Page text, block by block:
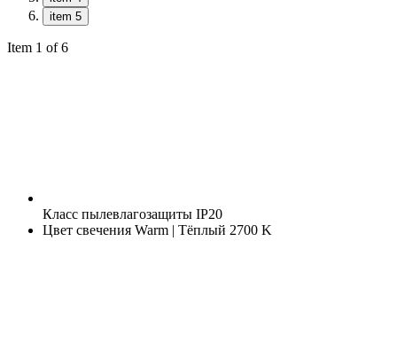
item 5
Item 1 of 6
Класс пылевлагозащиты IP20
Цвет свечения Warm | Тёплый 2700 K